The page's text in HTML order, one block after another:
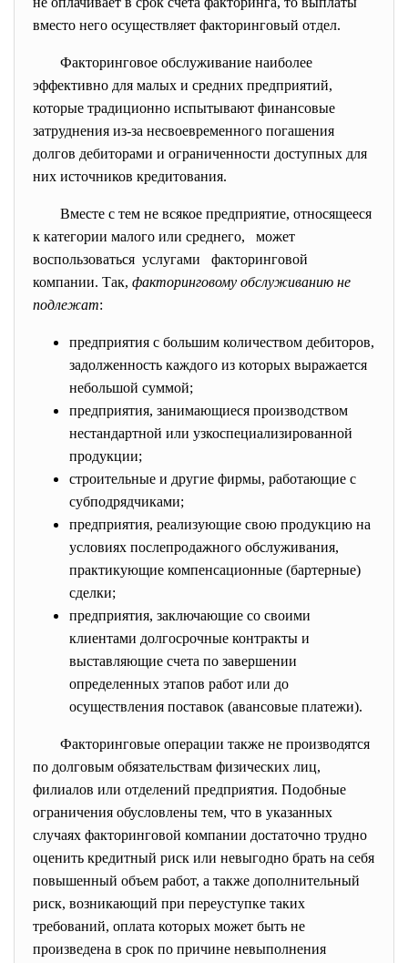
вместо него осуществляет факторинговый отдел.
Факторинговое обслуживание наиболее
эффективно для малых и средних предприятий,
которые традиционно испытывают финансовые
затруднения из-за несвоевременного погашения
долгов дебиторами и ограниченности доступных для
них источников кредитования.
Вместе с тем не всякое предприятие, относящееся
к категории малого или среднего, может
воспользоваться услугами факторинговой
компании. Так, факторинговому обслуживанию не
подлежат:
предприятия с большим количеством дебиторов,
задолженность каждого из которых выражается
небольшой суммой;
предприятия, занимающиеся производством
нестандартной или узкоспециализированной
продукции;
строительные и другие фирмы, работающие с
субподрядчиками;
предприятия, реализующие свою продукцию на
условиях послепродажного обслуживания,
практикующие компенсационные (бартерные)
сделки;
предприятия, заключающие со своими
клиентами долгосрочные контракты и
выставляющие счета по завершении
определенных этапов работ или до
осуществления поставок (авансовые платежи).
Факторинговые операции также не производятся
по долговым обязательствам физических лиц,
филиалов или отделений предприятия. Подобные
ограничения обусловлены тем, что в указанных
случаях факторинговой компании достаточно трудно
оценить кредитный риск или невыгодно брать на себя
повышенный объем работ, а также дополнительный
риск, возникающий при переуступке таких
требований, оплата которых может быть не
произведена в срок по причине невыполнения